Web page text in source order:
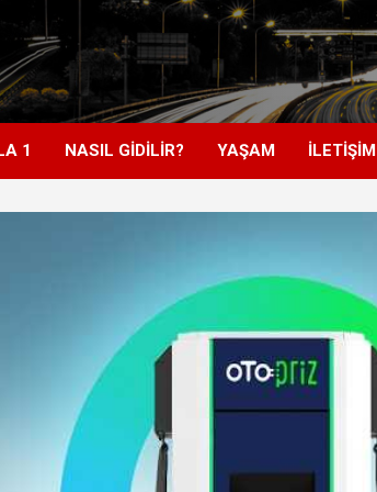
1 NASIL GİDİLİR? YAŞAM İLETİŞİM